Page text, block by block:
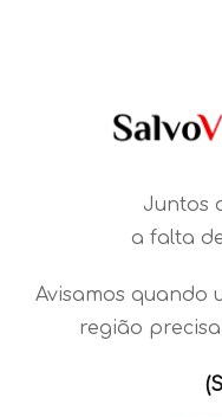
Juntos
a falta
Avisamos quando
região